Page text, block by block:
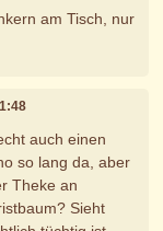
am Tisch, nur
auch einen
so lang da, aber
Theke an
Sieht